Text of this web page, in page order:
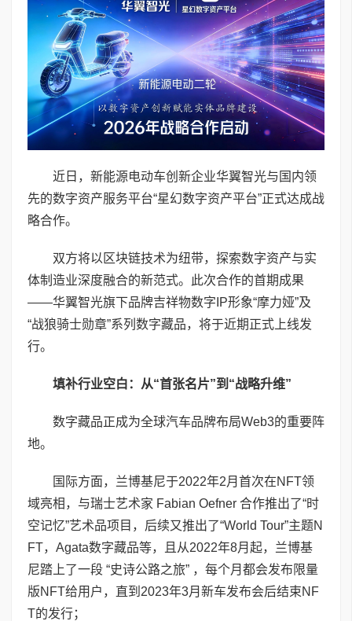
近日，新能源电动车创新企业华翼智光与国内领
先的数字资产服务平台“星幻数字资产平台”正式达成战
略合作。
双方将以区块链技术为纽带，探索数字资产与实
体制造业深度融合的新范式。此次合作的首期成果
——华翼智光旗下品牌吉祥物数字IP形象“摩力娅”及
“战狼骑士勋章”系列数字藏品，将于近期正式上线发
行。
填补行业空白：从“首张名片”到“战略升维”
数字藏品正成为全球汽车品牌布局Web3的重要阵
地。
国际方面，兰博基尼于2022年2月首次在NFT领
域亮相，与瑞士艺术家 Fabian Oefner 合作推出了“时
空记忆”艺术品项目，后续又推出了“World Tour”主题N
FT，Agata数字藏品等，且从2022年8月起，兰博基
尼踏上了一段 “史诗公路之旅” ，每个月都会发布限量
版NFT给用户，直到2023年3月新车发布会后结束NF
T的发行；